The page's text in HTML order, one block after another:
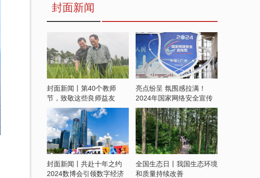
封面新闻
封面新闻丨第40个教师
节，致敬这些良师益友
亮点纷呈 氛围感拉满！
2024年国家网络安全宣传
周开启
封面新闻丨共赴十年之约
2024数博会引领数字经济
全国生态日丨我国生态环境
和质量持续改善